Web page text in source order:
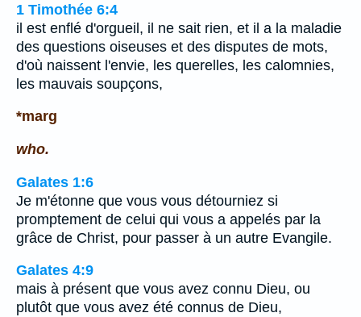
1 Timothée 6:4
il est enflé d'orgueil, il ne sait rien, et il a la maladie
des questions oiseuses et des disputes de mots,
d'où naissent l'envie, les querelles, les calomnies,
les mauvais soupçons,
*marg
who.
Galates 1:6
Je m'étonne que vous vous détourniez si
promptement de celui qui vous a appelés par la
grâce de Christ, pour passer à un autre Evangile.
Galates 4:9
mais à présent que vous avez connu Dieu, ou
plutôt que vous avez été connus de Dieu,